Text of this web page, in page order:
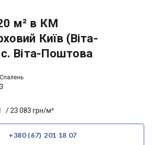
м² в КМ
Київ (Віта-
Віта-Поштова
Спалень
3
/ 23 083 грн/м²
+380 (67) 201 18 07